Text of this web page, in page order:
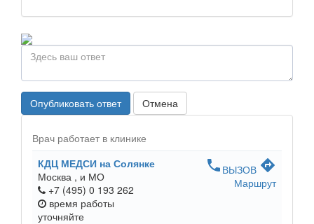
Опубликовать ответ Отмена
Врач работает в клинике
КДЦ МЕДСИ на Солянке
Москва , и МО
+7 (495) 0 193 262
время работы
уточняйте
phone ВЫЗОВ directions
Маршрут